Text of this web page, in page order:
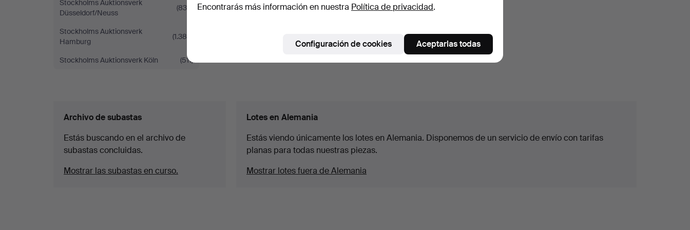
Stockholms Auktionsverk
Düsseldorf/Neuss
(830)
Stockholms Auktionsverk
Hamburg
(1.386)
Stockholms Auktionsverk Köln (511)
Archivo de subastas
Estás buscando en el archivo de
subastas concluidas.
Mostrar las subastas en curso.
Lotes en Alemania
Estás viendo únicamente los lotes en Alemania. Disponemos de un servicio de envío con tarifas
planas para todas nuestras piezas.
Mostrar lotes fuera de Alemania
Encontrarás más información en nuestra Política de privacidad.
Configuración de cookies Aceptarlas todas